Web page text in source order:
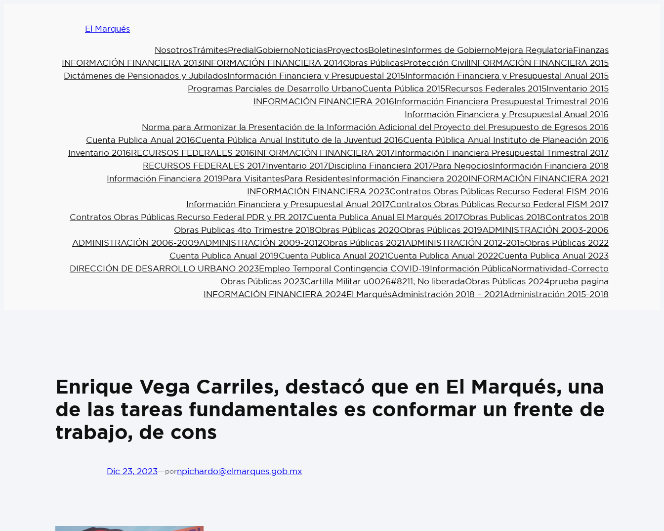
El Marqués
NosotrosTrámitesPredialGobiernoNoticiasProyectosBoletinesInformes de GobiernoMejora RegulatoriaFinanzas
INFORMACIÓN FINANCIERA 2013INFORMACIÓN FINANCIERA 2014Obras PúblicasProtección CivilINFORMACIÓN FINANCIERA 2015
Dictámenes de Pensionados y JubiladosInformación Financiera y Presupuestal 2015Información Financiera y Presupuestal Anual 2015
Programas Parciales de Desarrollo UrbanoCuenta Pública 2015Recursos Federales 2015Inventario 2015
INFORMACIÓN FINANCIERA 2016Información Financiera Presupuestal Trimestral 2016
Información Financiera y Presupuestal Anual 2016
Norma para Armonizar la Presentación de la Información Adicional del Proyecto del Presupuesto de Egresos 2016
Cuenta Publica Anual 2016Cuenta Pública Anual Instituto de la Juventud 2016Cuenta Pública Anual Instituto de Planeación 2016
Inventario 2016RECURSOS FEDERALES 2016INFORMACIÓN FINANCIERA 2017Información Financiera Presupuestal Trimestral 2017
RECURSOS FEDERALES 2017Inventario 2017Disciplina Financiera 2017Para NegociosInformación Financiera 2018
Información Financiera 2019Para VisitantesPara ResidentesInformación Financiera 2020INFORMACIÓN FINANCIERA 2021
INFORMACIÓN FINANCIERA 2023Contratos Obras Públicas Recurso Federal FISM 2016
Información Financiera y Presupuestal Anual 2017Contratos Obras Públicas Recurso Federal FISM 2017
Contratos Obras Públicas Recurso Federal PDR y PR 2017Cuenta Publica Anual El Marqués 2017Obras Publicas 2018Contratos 2018
Obras Publicas 4to Trimestre 2018Obras Públicas 2020Obras Públicas 2019ADMINISTRACIÓN 2003-2006
ADMINISTRACIÓN 2006-2009ADMINISTRACIÓN 2009-2012Obras Públicas 2021ADMINISTRACIÓN 2012-2015Obras Públicas 2022
Cuenta Publica Anual 2019Cuenta Publica Anual 2021Cuenta Publica Anual 2022Cuenta Publica Anual 2023
DIRECCIÓN DE DESARROLLO URBANO 2023Empleo Temporal Contingencia COVID-19Información PúblicaNormatividad-Correcto
Obras Públicas 2023Cartilla Militar u0026#8211; No liberadaObras Públicas 2024prueba pagina
INFORMACIÓN FINANCIERA 2024El MarquésAdministración 2018 – 2021Administración 2015-2018
Enrique Vega Carriles, destacó que en El Marqués, una
de las tareas fundamentales es conformar un frente de
trabajo, de cons
Dic 23, 2023—pornpichardo@elmarques.gob.mx